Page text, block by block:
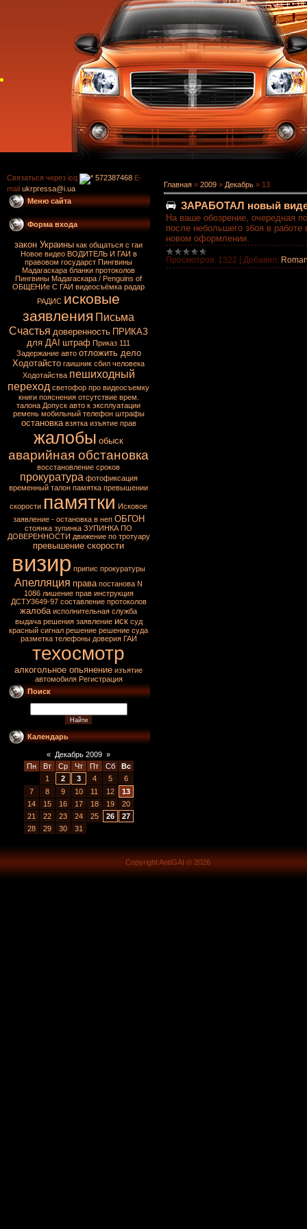
Связаться через icq 572387468 E-
mail ukrpressa@i.ua
Меню сайта
Форма входа
закон Украины как общаться с гаи
Новое видео ВОДИТЕЛЬ И ГАИ в
правовом государст Пингвины
Мадагаскара бланки протоколов
Пингвины Мадагаскара / Penguins of
ОБЩЕНИе С ГАИ видеосъёмка радар
РАДИС исковые
заявления Письма
Счастья доверенность ПРИКАЗ
для ДАІ штраф Приказ 111
Задержание авто отложить дело
Ходотайсто гаишник сбил человека
Ходотайства пешиходный
переход светофор про видеосъемку
книги пояснения отсутствие врем.
талона Допуск авто к эксплуатации
ремень мобильный телефон штрафы
остановка взятка изъятие прав
жалобы обыск
аварийная обстановка
восстановление сроков
прокуратура фотофиксация
временный талон памятка превышении
скорости памятки Исковое
заявление - остановка в неп ОБГОН
стоянка зупинка ЗУПИНКА ПО
ДОВЕРЕННОСТИ движение по тротуару
превышение скорости
визир припис прокуратуры
Апелляция права постанова N
1086 лишение прав инструкция
ДСТУ3649-97 составление протоколов
жалоба исполнительная служба
выдача решения заявление иск суд
красный сигнал решение решение суда
разметка телефоны доверия ГАИ
техосмотр
алкогольное опьянение изъятие
автомобиля Регистрация
Поиск
Календарь
« Декабрь 2009 »
Пн
Вт Ср Чт Пт Сб
Вс
1
2 3 4 5
6
7
8 9 10 11 12
13
14
15 16 17 18 19
20
21
22 23 24 25 26
27
28
29 30 31
Главная » 2009 » Декабрь » 13
ЗАРАБОТАЛ новый
На ваше обозрение, очередная
после небольшего збоя в
новом оформлении.
Просмотров: 1322 Добавил:
Copyright AntiGAI © 2026